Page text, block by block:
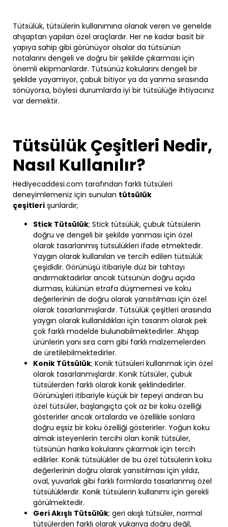
Tütsülük, tütsülerin kullanımına olanak veren ve genelde
ahşaptan yapılan özel araçlardır. Her ne kadar basit bir
yapıya sahip gibi görünüyor olsalar da tütsünün
notalarını dengeli ve doğru bir şekilde çıkarması için
önemli ekipmanlardır. Tütsünüz kokularını dengeli bir
şekilde yayamıyor, çabuk bitiyor ya da yanma sırasında
sönüyorsa, böylesi durumlarda iyi bir tütsülüğe ihtiyacınız
var demektir.
Tütsülük Çeşitleri Nedir,
Nasıl Kullanılır?
Hediyecaddesi.com tarafından farklı tütsüleri
deneyimlemeniz için sunulan tütsülük
çeşitleri şunlardır;
Stick Tütsülük; Stick tütsülük, çubuk tütsülerin
doğru ve dengeli bir şekilde yanması için özel
olarak tasarlanmış tütsülükleri ifade etmektedir.
Yaygın olarak kullanılan ve tercih edilen tütsülük
çeşididir. Görünüşü itibariyle düz bir tahtayı
andırmaktadırlar ancak tütsünün doğru açıda
durması, külünün etrafa düşmemesi ve koku
değerlerinin de doğru olarak yansıtılması için özel
olarak tasarlanmışlardır. Tütsülük çeşitleri arasında
yaygın olarak kullanıldıkları için tasarım olarak pek
çok farklı modelde bulunabilmektedirler. Ahşap
ürünlerin yanı sıra cam gibi farklı malzemelerden
de üretilebilmektedirler.
Konik Tütsülük; Konik tütsüleri kullanmak için özel
olarak tasarlanmışlardır. Konik tütsüler, çubuk
tütsülerden farklı olarak konik şeklindedirler.
Görünüşleri itibariyle küçük bir tepeyi andıran bu
özel tütsüler, başlangıçta çok az bir koku özelliği
gösterirler ancak ortalarda ve özellikle sonlara
doğru eşsiz bir koku özelliği gösterirler. Yoğun koku
almak isteyenlerin tercihi olan konik tütsüler,
tütsünün harika kokularını çıkarmak için tercih
edilirler. Konik tütsülükler de bu özel tütsülerin koku
değerlerinin doğru olarak yansıtılması için yıldız,
oval, yuvarlak gibi farklı formlarda tasarlanmış özel
tütsülüklerdir. Konik tütsülerin kullanımı için gerekli
görülmektedir.
Geri Akışlı Tütsülük; geri akışlı tütsüler, normal
tütsülerden farklı olarak yukarıya doğru değil,